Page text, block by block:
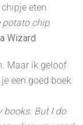
eten
potato chip
Wizard
Maar ik geloof
een goed boek
books. But I do